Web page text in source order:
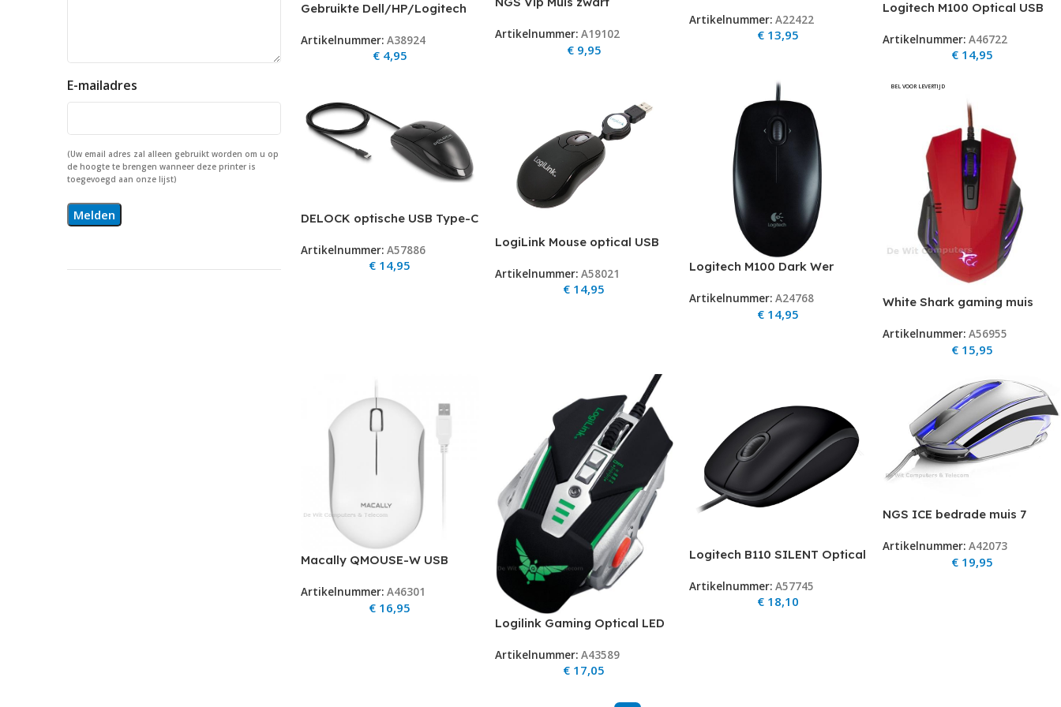
E-mailadres
(Uw email adres zal alleen gebruikt worden om u op
de hoogte te brengen wanneer deze printer is
toegevoegd aan onze lijst)
Gebruikte Dell/HP/Logitech
van het origineel) 3 mnd
Artikelnummer: A38924
€4,95
Artikelnummer: A19102
€9,95
Artikelnummer: A22422
€13,95
Logitech M100 Optical USB
Artikelnummer:A46722
€14,95
DELOCK optische USB Type-C
Artikelnummer: A57886
€ 14,95
LogiLink Mouse optical USB
Artikelnummer: A58021
€ 14,95
Logitech M100 Dark Wer
Artikelnummer: A24768
€14,95
BEL VOOR LEVERTIJD
White Shark gaming muis
-3200 dpi
Artikelnummer:A56955
€15,95
Macally QMOUSE-W USB
Artikelnummer: A46301
€ 16,95
Logilink Gaming Optical LED
Artikelnummer: A43589
€ 17,05
Logitech B110 SILENT Optical
Artikelnummer: A57745
€18,10
NGS ICE bedrade muis 7
Artikelnummer:A42073
€19,95